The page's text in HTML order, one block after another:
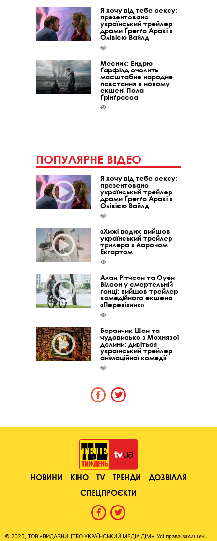
Я хочу від тебе сексу:
презентовано
український трейлер
драми Ґреґґа Аракі з
Олівією Вайлд
Месник: Ендрю
Ґарфілд очолить
масштабне народне
повстання в новому
екшені Пола
Ґрінґрасса
ПОПУЛЯРНЕ ВІДЕО
Я хочу від тебе сексу:
презентовано
український трейлер
драми Ґреґґа Аракі з
Олівією Вайлд
«Хижі води»: вийшов
український трейлер
трилера з Аароном
Екгартом
Алан Рітчсон та Оуен
Вілсон у смертельній
гонці: вийшов трейлер
комедійного екшена
«Перевізник»
Баранчик Шон та
чудовисько з Мохнявої
долини: дивіться
український трейлер
анімаційної комедії
НОВИНИ КІНО TV ТРЕНДИ
ДОЗВІЛЛЯ
СПЕЦПРОЄКТИ
© 2025, ТОВ «ВИДАВНИЦТВО УКРАЇНСЬКИЙ МЕДІА ДІМ». Усі права захищені.